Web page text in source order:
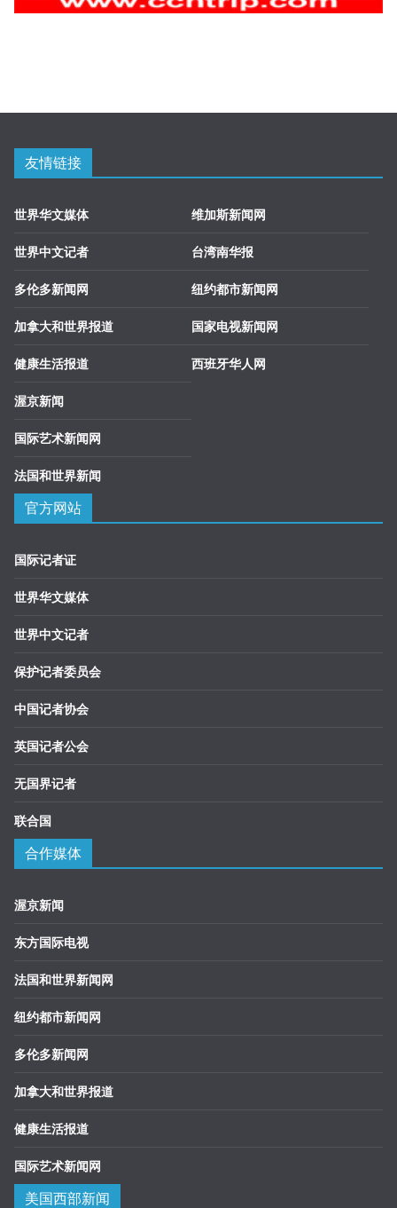
友情链接
世界华文媒体
世界中文记者
多伦多新闻网
加拿大和世界报道
健康生活报道
渥京新闻
国际艺术新闻网
法国和世界新闻
维加斯新闻网
台湾南华报
纽约都市新闻网
国家电视新闻网
西班牙华人网
官方网站
国际记者证
世界华文媒体
世界中文记者
保护记者委员会
中国记者协会
英国记者公会
无国界记者
联合国
合作媒体
渥京新闻
东方国际电视
法国和世界新闻网
纽约都市新闻网
多伦多新闻网
加拿大和世界报道
健康生活报道
国际艺术新闻网
美国西部新闻